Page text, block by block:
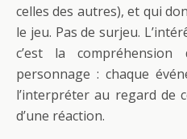
celles des autres), et qui
le jeu. Pas de surjeu.
c’est la
personnage : chaque
l’interpréter au regard de
d’une réaction.